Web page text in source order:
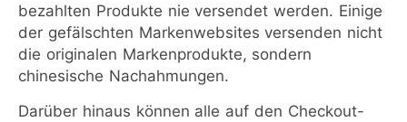
bezahlten Produkte nie versendet werden. Einige
der gefälschten Markenwebsites versenden nicht
die originalen Markenprodukte, sondern
chinesische Nachahmungen.
Darüber hinaus können alle auf den Checkout-